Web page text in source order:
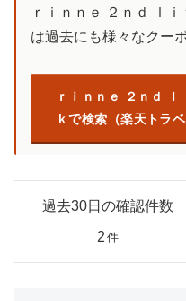
ｒｉｎｎｅ ２ｎｄ ｌ
は過去にも様々なクー
ｒｉｎｎｅ ２ｎｄ
ｋで検索（楽天トラベ
過去30日の確認件数
2 件